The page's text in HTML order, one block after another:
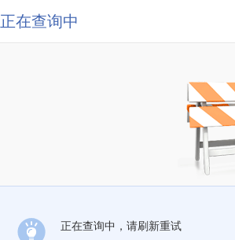
正在查询中
正在查询中，请刷新重试